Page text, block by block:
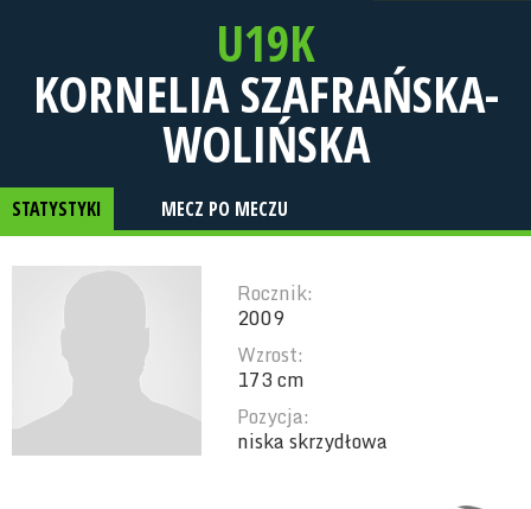
U19K
KORNELIA SZAFRAŃSKA-
WOLIŃSKA
STATYSTYKI MECZ PO MECZU
Rocznik:
2009
Wzrost:
173 cm
Pozycja:
niska skrzydłowa